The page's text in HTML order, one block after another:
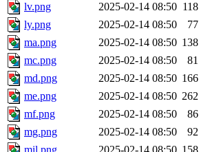
lv.png
2025-02-14 08:50 118
ly.png
2025-02-14 08:50
77
ma.png
2025-02-14 08:50 138
mc.png
2025-02-14 08:50
81
md.png
2025-02-14 08:50 166
me.png
2025-02-14 08:50 262
mf.png
2025-02-14 08:50
86
mg.png
2025-02-14 08:50
92